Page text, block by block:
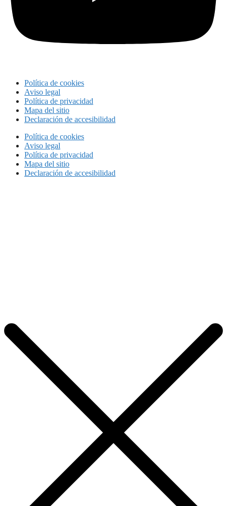
Política de cookies
Aviso legal
Política de privacidad
Mapa del sitio
Declaración de accesibilidad
Política de cookies
Aviso legal
Política de privacidad
Mapa del sitio
Declaración de accesibilidad